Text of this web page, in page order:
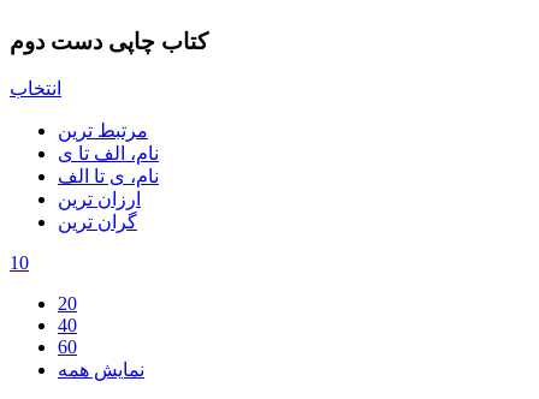
کتاب چاپی دست دوم
انتخاب
مرتبط ترین
نام، الف تا ی
نام، ی تا الف
ارزان ترین
گران ترین
10
20
40
60
نمایش همه